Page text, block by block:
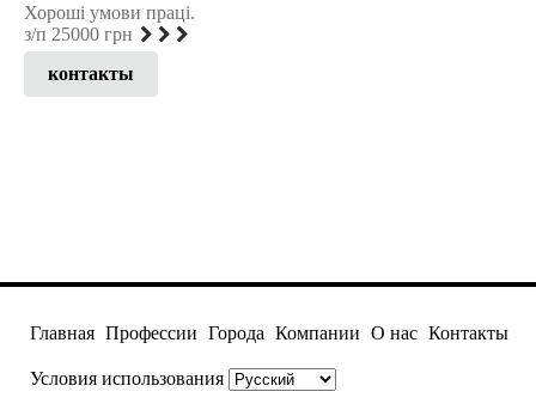
Хороші умови праці.
з/п 25000 грн
контакты
Главная Профессии Города Компании О нас Контакты
Условия использования